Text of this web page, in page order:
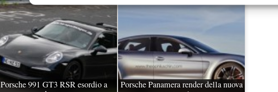
Porsche 991 GT3 RSR esordio a
Porsche Panamera render della nuova